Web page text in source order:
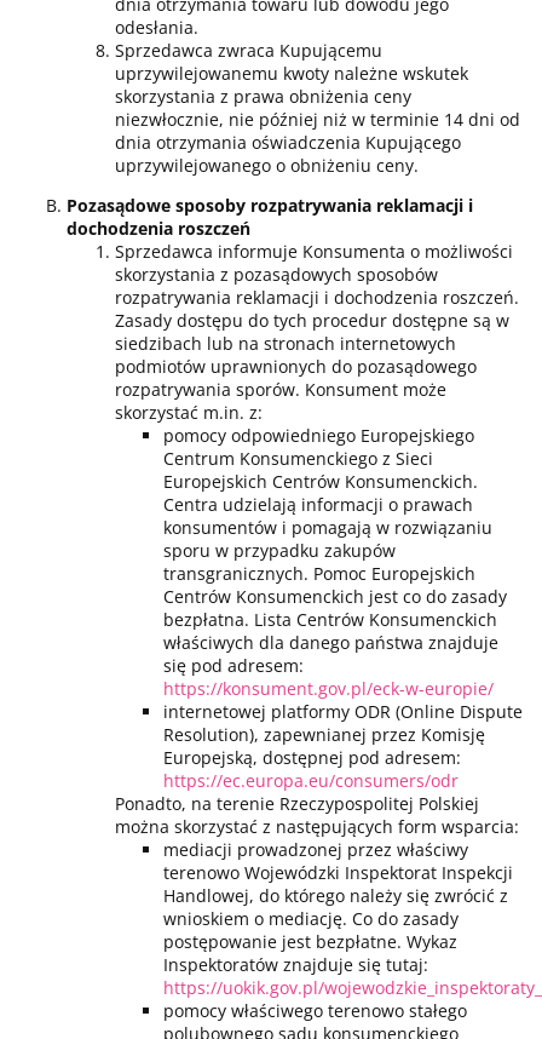
odesłania.
Sprzedawca zwraca Kupującemu
uprzywilejowanemu kwoty należne wskutek
skorzystania z prawa obniżenia ceny
niezwłocznie, nie później niż w terminie 14 dni od
dnia otrzymania oświadczenia Kupującego
uprzywilejowanego o obniżeniu ceny.
Pozasądowe sposoby rozpatrywania reklamacji i
dochodzenia roszczeń
Sprzedawca informuje Konsumenta o możliwości
skorzystania z pozasądowych sposobów
rozpatrywania reklamacji i dochodzenia roszczeń.
Zasady dostępu do tych procedur dostępne są w
siedzibach lub na stronach internetowych
podmiotów uprawnionych do pozasądowego
rozpatrywania sporów. Konsument może
skorzystać m.in. z:
pomocy odpowiedniego Europejskiego
Centrum Konsumenckiego z Sieci
Europejskich Centrów Konsumenckich.
Centra udzielają informacji o prawach
konsumentów i pomagają w rozwiązaniu
sporu w przypadku zakupów
transgranicznych. Pomoc Europejskich
Centrów Konsumenckich jest co do zasady
bezpłatna. Lista Centrów Konsumenckich
właściwych dla danego państwa znajduje
się pod adresem:
https://konsument.gov.pl/eck-w-europie/
internetowej platformy ODR (Online Dispute
Resolution), zapewnianej przez Komisję
Europejską, dostępnej pod adresem:
https://ec.europa.eu/consumers/odr
Ponadto, na terenie Rzeczypospolitej Polskiej
można skorzystać z następujących form wsparcia:
mediacji prowadzonej przez właściwy
terenowo Wojewódzki Inspektorat Inspekcji
Handlowej, do którego należy się zwrócić z
wnioskiem o mediację. Co do zasady
postępowanie jest bezpłatne. Wykaz
Inspektoratów znajduje się tutaj:
https://uokik.gov.pl/
pomocy właściwego terenowo stałego
polubownego sądu konsumenckiego